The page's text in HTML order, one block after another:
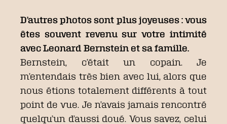
D’autres photos sont plus joyeuses : vous
êtes souvent revenu sur votre intimité
avec Leonard Bernstein et sa famille.
Bernstein, c’était un copain. Je
m’entendais très bien avec lui, alors que
nous étions totalement différents à tout
point de vue. Je n’avais jamais rencontré
quelqu’un d’aussi doué. Vous savez, celui